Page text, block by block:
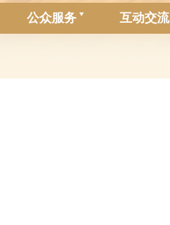
公众服务 互动交流